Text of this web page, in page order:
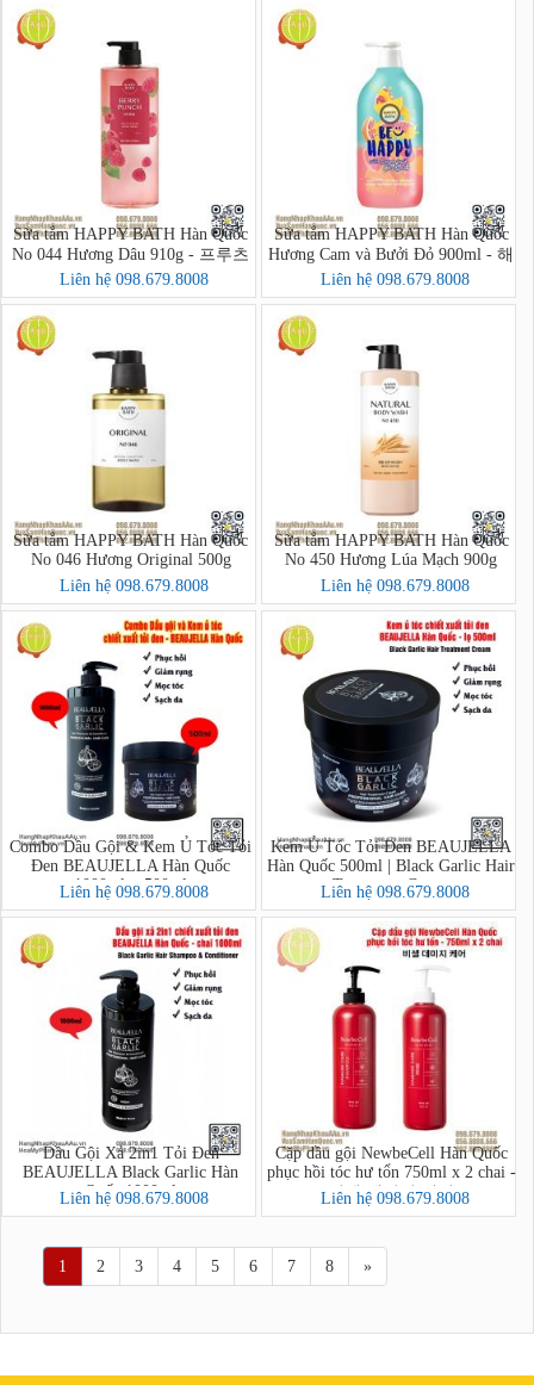
Sữa tắm HAPPY BATH Hàn Quốc
No 044 Hương Dâu 910g - 프루츠
크러시 바디워시
Liên hệ 098.679.8008
Sữa tắm HAPPY BATH Hàn Quốc
Hương Cam và Bưởi Đỏ 900ml - 해
피바스 스마일 브라이트닝 자몽오
렌지 바디워시
Liên hệ 098.679.8008
Sữa tắm HAPPY BATH Hàn Quốc
No 046 Hương Original 500g
Liên hệ 098.679.8008
Sữa tắm HAPPY BATH Hàn Quốc
No 450 Hương Lúa Mạch 900g
Liên hệ 098.679.8008
Combo Dầu Gội & Kem Ủ Tóc Tỏi
Đen BEAUJELLA Hàn Quốc
1000ml + 500ml
Liên hệ 098.679.8008
Kem Ủ Tóc Tỏi Đen BEAUJELLA
Hàn Quốc 500ml | Black Garlic Hair
Treatment Cream
Liên hệ 098.679.8008
Dầu Gội Xả 2in1 Tỏi Đen
BEAUJELLA Black Garlic Hàn
Quốc 1000ml
Liên hệ 098.679.8008
Cặp dầu gội NewbeCell Hàn Quốc
phục hồi tóc hư tổn 750ml x 2 chai -
비셀 데미지 케어
Liên hệ 098.679.8008
1 2 3 4 5 6 7 8 »